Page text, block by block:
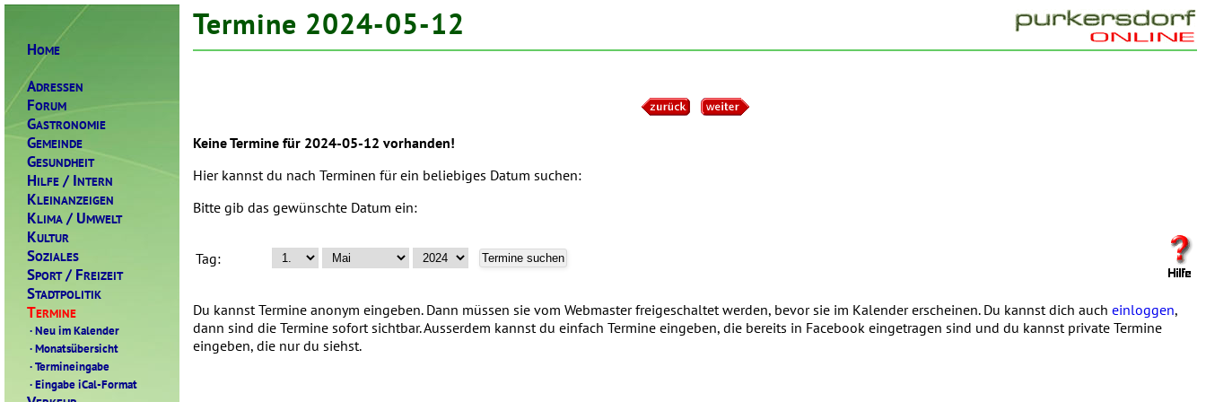
HOME
ADRESSEN
FORUM
GASTRONOMIE
GEMEINDE
GESUNDHEIT
HILFE / INTERN
KLEINANZEIGEN
KLIMA / UMWELT
KULTUR
SOZIALES
SPORT/ FREIZEIT
STADTPOLITIK
TERMINE
·Neu im Kalender
·Monatsübersicht
·Termineingabe
·Eingabe iCal-Format
Termine 2024-05-12
Keine Termine für 2024-05-12 vorhanden!
Hier kannst du nach Terminen für ein beliebiges Datum suchen:
Bitte gib das gewünschte Datum ein:
Tag:
Du kannst Termine anonym eingeben. Dann müssen sie vom Webmaster freigeschaltet werden, bevor sie im Kalender erscheinen. Du kannst dich auch einloggen,
dann sind die Termine sofort sichtbar. Ausserdem kannst du einfach Termine eingeben, die bereits in Facebook eingetragen sind und du kannst private Termine
eingeben, die nur du siehst.